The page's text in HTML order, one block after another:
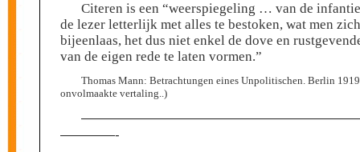
Citeren is een “weerspiegeling … van de
de lezer letterlijk met alles te bestoken, wat men
bijeenlaas, het dus niet enkel de dove en
van de eigen rede te laten vormen.”
Thomas Mann: Betrachtungen eines Unpolitischen. Berlin
onvolmaakte vertaling..)
————-